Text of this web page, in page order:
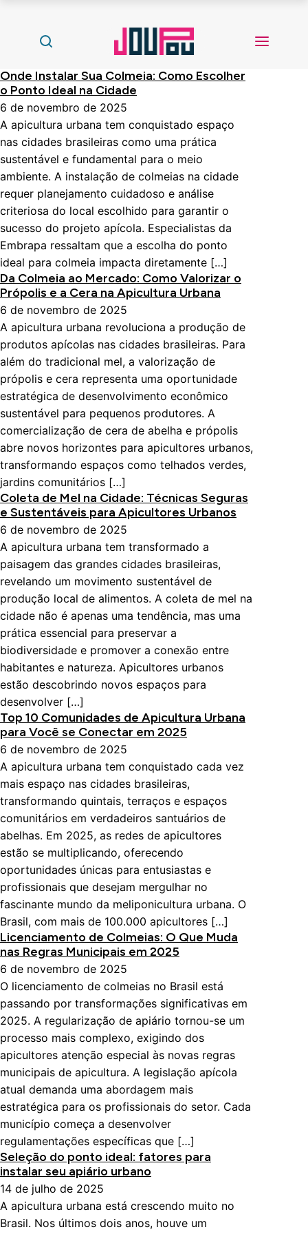
Onde Instalar Sua Colmeia: Como Escolher
o Ponto Ideal na Cidade
6 de novembro de 2025
A apicultura urbana tem conquistado espaço
nas cidades brasileiras como uma prática
sustentável e fundamental para o meio
ambiente. A instalação de colmeias na cidade
requer planejamento cuidadoso e análise
criteriosa do local escolhido para garantir o
sucesso do projeto apícola. Especialistas da
Embrapa ressaltam que a escolha do ponto
ideal para colmeia impacta diretamente […]
Da Colmeia ao Mercado: Como Valorizar o
Própolis e a Cera na Apicultura Urbana
6 de novembro de 2025
A apicultura urbana revoluciona a produção de
produtos apícolas nas cidades brasileiras. Para
além do tradicional mel, a valorização de
própolis e cera representa uma oportunidade
estratégica de desenvolvimento econômico
sustentável para pequenos produtores. A
comercialização de cera de abelha e própolis
abre novos horizontes para apicultores urbanos,
transformando espaços como telhados verdes,
jardins comunitários […]
Coleta de Mel na Cidade: Técnicas Seguras
e Sustentáveis para Apicultores Urbanos
6 de novembro de 2025
A apicultura urbana tem transformado a
paisagem das grandes cidades brasileiras,
revelando um movimento sustentável de
produção local de alimentos. A coleta de mel na
cidade não é apenas uma tendência, mas uma
prática essencial para preservar a
biodiversidade e promover a conexão entre
habitantes e natureza. Apicultores urbanos
estão descobrindo novos espaços para
desenvolver […]
Top 10 Comunidades de Apicultura Urbana
para Você se Conectar em 2025
6 de novembro de 2025
A apicultura urbana tem conquistado cada vez
mais espaço nas cidades brasileiras,
transformando quintais, terraços e espaços
comunitários em verdadeiros santuários de
abelhas. Em 2025, as redes de apicultores
estão se multiplicando, oferecendo
oportunidades únicas para entusiastas e
profissionais que desejam mergulhar no
fascinante mundo da meliponicultura urbana. O
Brasil, com mais de 100.000 apicultores […]
Licenciamento de Colmeias: O Que Muda
nas Regras Municipais em 2025
6 de novembro de 2025
O licenciamento de colmeias no Brasil está
passando por transformações significativas em
2025. A regularização de apiário tornou-se um
processo mais complexo, exigindo dos
apicultores atenção especial às novas regras
municipais de apicultura. A legislação apícola
atual demanda uma abordagem mais
estratégica para os profissionais do setor. Cada
município começa a desenvolver
regulamentações específicas que […]
Seleção do ponto ideal: fatores para
instalar seu apiário urbano
14 de julho de 2025
A apicultura urbana está crescendo muito no
Brasil. Nos últimos dois anos, houve um